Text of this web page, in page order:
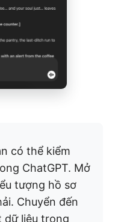
có thể kiểm
ChatGPT. Mở
tượng hồ sơ
Chuyển đến
dữ liệu trong